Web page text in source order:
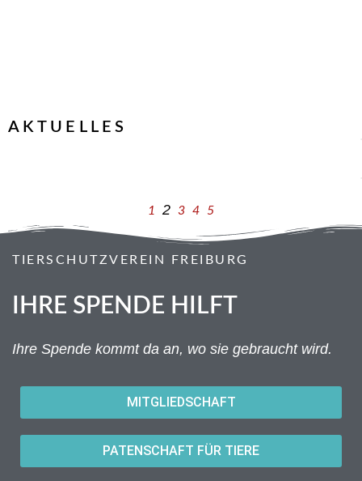
AKTUELLES
1 2 3 4 5
TIERSCHUTZVEREIN FREIBURG
IHRE SPENDE HILFT
Ihre Spende kommt da an, wo sie gebraucht wird.
MITGLIEDSCHAFT
PATENSCHAFT FÜR TIERE